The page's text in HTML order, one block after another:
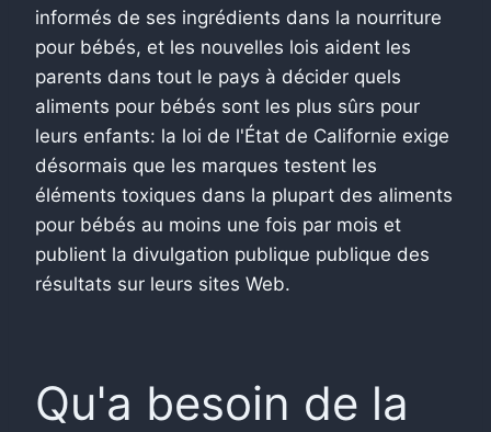
informés de ses ingrédients dans la nourriture
pour bébés, et les nouvelles lois aident les
parents dans tout le pays à décider quels
aliments pour bébés sont les plus sûrs pour
leurs enfants: la loi de l'État de Californie exige
désormais que les marques testent les
éléments toxiques dans la plupart des aliments
pour bébés au moins une fois par mois et
publient la divulgation publique publique des
résultats sur leurs sites Web.
Qu'a besoin de la